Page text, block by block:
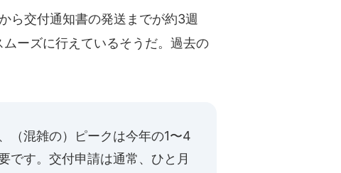
ら交付通知書の発送までが約3週
ーズに行えているそうだ。過去の
（混雑の）ピークは今年の1〜4
です。交付申請は通常、ひと月